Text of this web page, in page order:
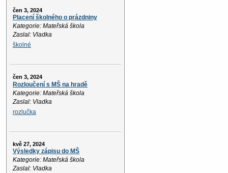
čen 3, 2024
Placení školného o prázdniny
Kategorie: Mateřská škola
Zaslal: Vladka
školné
čen 3, 2024
Rozloučení s MŠ na hradě
Kategorie: Mateřská škola
Zaslal: Vladka
rozlučka
kvě 27, 2024
Výsledky zápisu do MŠ
Kategorie: Mateřská škola
Zaslal: Vladka